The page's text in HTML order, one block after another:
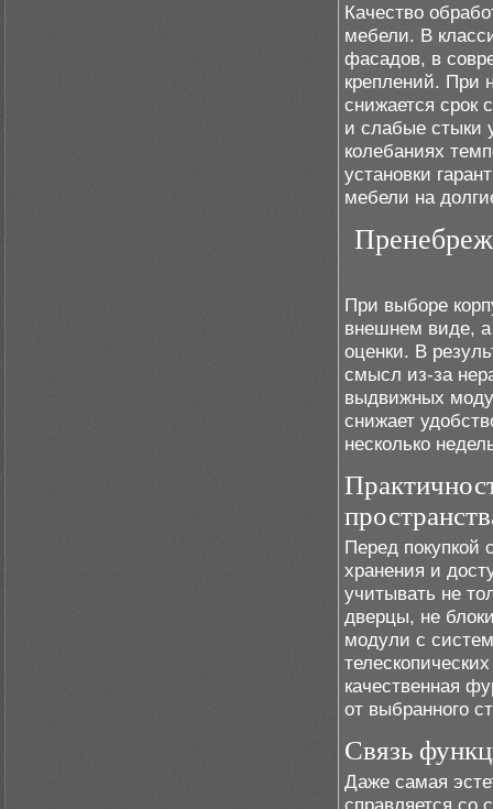
Качество
мебели. В
фасадов, в
креплений. При
снижается
и слабые стыки
колебаниях
установки
мебели на
При выборе
внешнем виде, а
оценки. В
смысл из-за
выдвижных
снижает
несколько
Перед покупкой
хранения и
учитывать не
дверцы, не
модули с
качественная
от выбранного
Связь
Даже самая
справляется со